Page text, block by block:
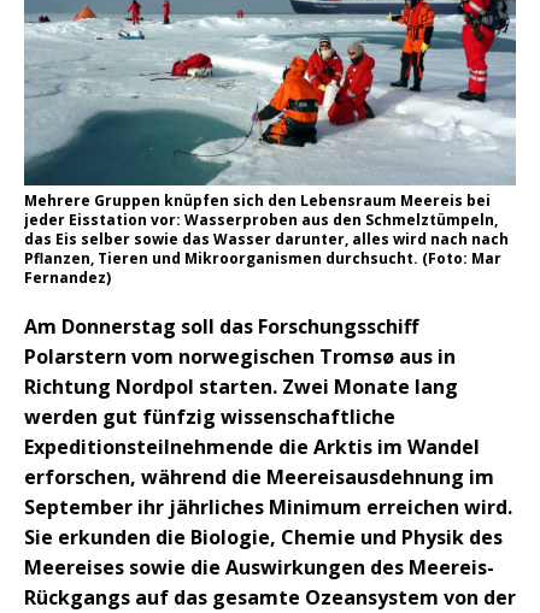
Mehrere Gruppen knüpfen sich den Lebensraum Meereis bei
jeder Eisstation vor: Wasserproben aus den Schmelztümpeln,
das Eis selber sowie das Wasser darunter, alles wird nach nach
Pflanzen, Tieren und Mikroorganismen durchsucht. (Foto: Mar
Fernandez)
Am Donnerstag soll das Forschungsschiff
Polarstern vom norwegischen Tromsø aus in
Richtung Nordpol starten. Zwei Monate lang
werden gut fünfzig wissenschaftliche
Expeditionsteilnehmende die Arktis im Wandel
erforschen, während die Meereisausdehnung im
September ihr jährliches Minimum erreichen wird.
Sie erkunden die Biologie, Chemie und Physik des
Meereises sowie die Auswirkungen des Meereis-
Rückgangs auf das gesamte Ozeansystem von der